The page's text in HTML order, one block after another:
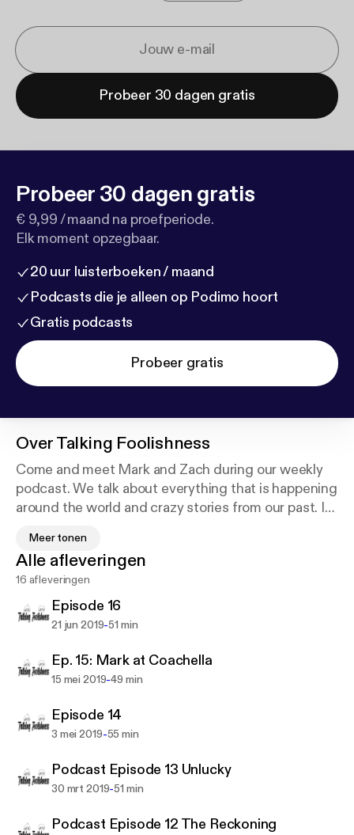
Probeer 30 dagen gratis
Probeer 30 dagen gratis
€ 9,99 / maand na proefperiode.
Elk moment opzegbaar.
20 uur luisterboeken / maand
Podcasts die je alleen op Podimo hoort
Gratis podcasts
Probeer gratis
OverTalking Foolishness
Come and meet Mark and Zach during our weekly
podcast. We talk about everything that is happening
around the world and crazy stories from our past. If
from our Producer Kris and Videographer Blake. You
may have just found your new favorite weekly
Podcast.
Thank you,
Mark and Zach!
Meer tonen
Alle afleveringen
16 afleveringen
Episode 16
21 jun 2019-51 min
Ep. 15: Mark at Coachella
15 mei 2019-49 min
Episode 14
3 mei 2019-55 min
Podcast Episode 13 Unlucky
30 mrt 2019-51 min
Podcast Episode 12 The Reckoning